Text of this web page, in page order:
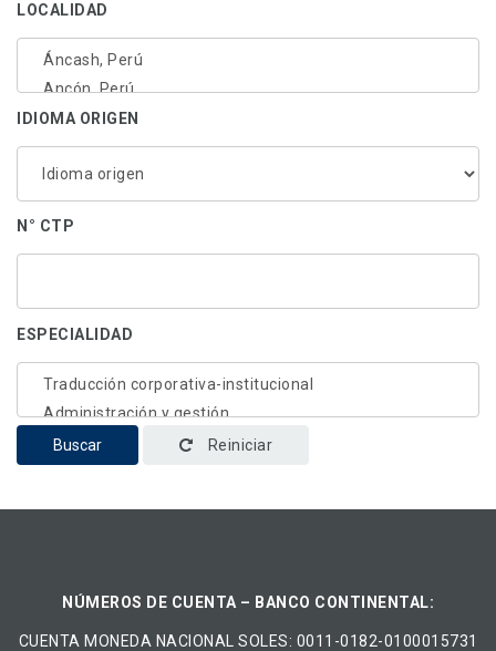
LOCALIDAD
IDIOMA ORIGEN
N° CTP
ESPECIALIDAD
Buscar Reiniciar
NÚMEROS DE CUENTA – BANCO CONTINENTAL:
CUENTA MONEDA NACIONAL​ ​SOLES​: 0011-0182-0100015731